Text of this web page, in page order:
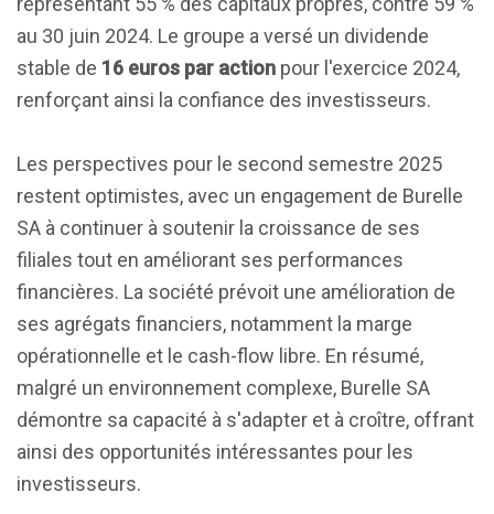
au 30 juin 2024. Le groupe a versé un dividende
stable de 16 euros par action pour l'exercice 2024,
renforçant ainsi la confiance des investisseurs.
Les perspectives pour le second semestre 2025
restent optimistes, avec un engagement de Burelle
SA à continuer à soutenir la croissance de ses
filiales tout en améliorant ses performances
financières. La société prévoit une amélioration de
ses agrégats financiers, notamment la marge
opérationnelle et le cash-flow libre. En résumé,
malgré un environnement complexe, Burelle SA
démontre sa capacité à s'adapter et à croître, offrant
ainsi des opportunités intéressantes pour les
investisseurs.